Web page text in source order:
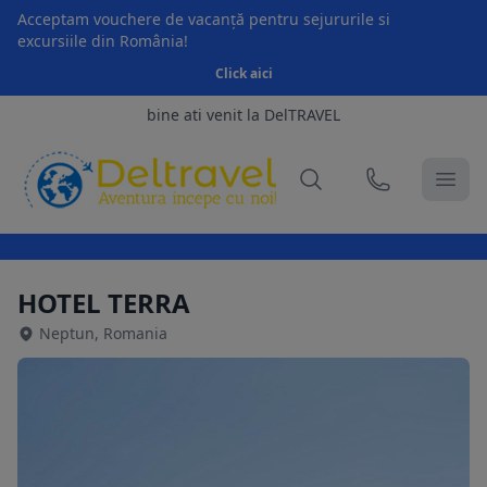
Acceptam vouchere de vacanță pentru sejururile si
excursiile din România!
Click aici
bine ati venit la DelTRAVEL
HOTEL TERRA
Neptun, Romania